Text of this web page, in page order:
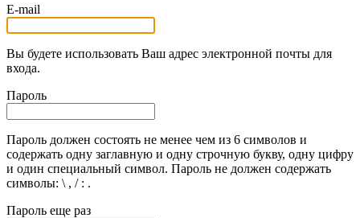
E-mail
Вы будете использовать Ваш адрес электронной почты для
входа.
Пароль
Пароль должен состоять не менее чем из 6 символов и
содержать одну заглавную и одну строчную букву, одну цифру
и один специальный символ. Пароль не должен содержать
символы: \ , / : .
Пароль еще раз